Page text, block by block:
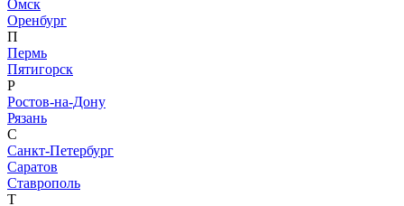
Омск
Оренбург
П
Пермь
Пятигорск
Р
Ростов-на-Дону
Рязань
С
Санкт-Петербург
Саратов
Ставрополь
Т